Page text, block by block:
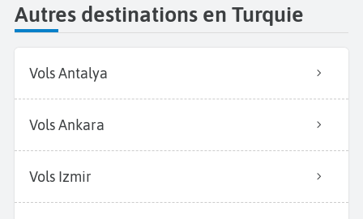
Autres destinations en Turquie
Vols Antalya
Vols Ankara
Vols Izmir